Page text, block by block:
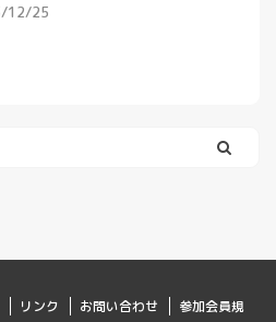
12/25
リンク お問い合わせ
参加会員規